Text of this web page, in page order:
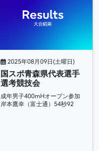
2025年08月09日(土曜日)
国スポ青森県代表選手
選考競技会
成年男子400mHオープン参加
岸本鷹幸（富士通）54秒92